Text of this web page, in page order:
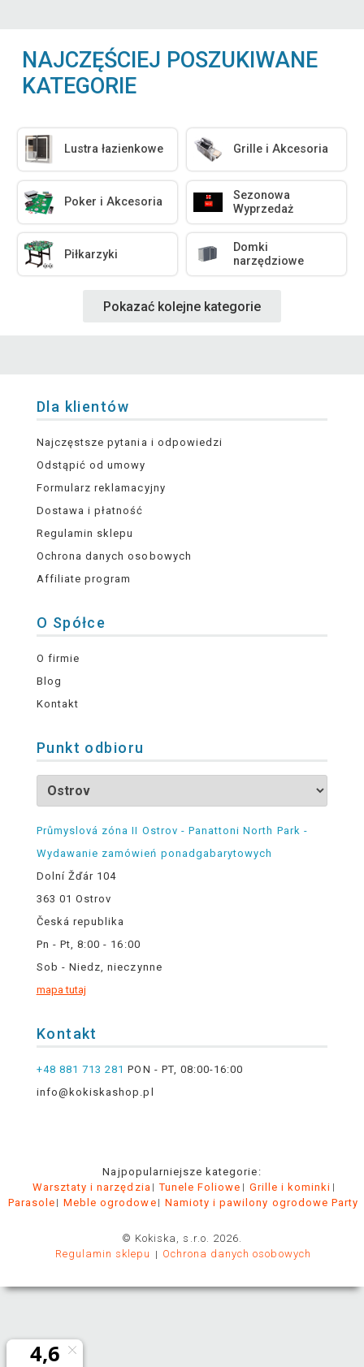
NAJCZĘŚCIEJ POSZUKIWANE
KATEGORIE
Lustra łazienkowe Grille i Akcesoria
Poker i Akcesoria
Sezonowa
Wyprzedaż
Piłkarzyki
Domki
narzędziowe
Pokazać kolejne kategorie
Dla klientów
Najczęstsze pytania i odpowiedzi
Odstąpić od umowy
Formularz reklamacyjny
Dostawa i płatność
Regulamin sklepu
Ochrona danych osobowych
Affiliate program
O Spółce
O firmie
Blog
Kontakt
Punkt odbioru
Průmyslová zóna II Ostrov - Panattoni North Park -
Wydawanie zamówień ponadgabarytowych
Dolní Žďár 104
363 01 Ostrov
Česká republika
Pn - Pt, 8:00 - 16:00
Sob - Niedz, nieczynne
mapa tutaj
Kontakt
+48 881 713 281 PON - PT, 08:00-16:00
info@kokiskashop.pl
Najpopularniejsze kategorie:
Warsztaty i narzędzia
Tunele Foliowe
Grille i kominki
Parasole
Meble ogrodowe Namioty i pawilony ogrodowe Party
© Kokiska, s.r.o. 2026.
Regulamin sklepu
Ochrona danych osobowych